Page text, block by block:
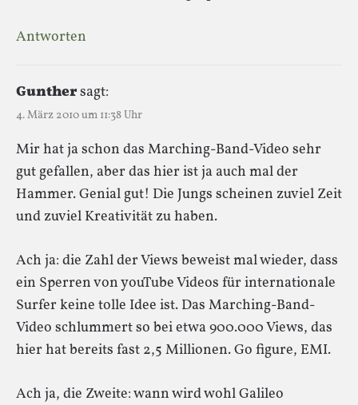
Antworten
Gunthersagt:
4. März 2010 um 11:38 Uhr
Mir hat ja schon das Marching-Band-Video sehr
gut gefallen, aber das hier ist ja auch mal der
Hammer. Genial gut! Die Jungs scheinen zuviel Zeit
und zuviel Kreativität zu haben.
Ach ja: die Zahl der Views beweist mal wieder, dass
ein Sperren von youTube Videos für internationale
Surfer keine tolle Idee ist. Das Marching-Band-
Video schlummert so bei etwa 900.000 Views, das
hier hat bereits fast 2,5 Millionen. Go figure, EMI.
Ach ja, die Zweite: wann wird wohl Galileo